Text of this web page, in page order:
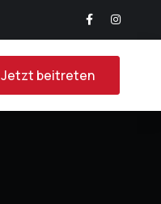
Jetzt beitreten